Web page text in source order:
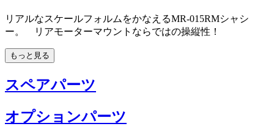
リアルなスケールフォルムをかなえるMR-015RMシャシ
ー。 リアモーターマウントならではの操縦性！
もっと見る
スペアパーツ
オプションパーツ